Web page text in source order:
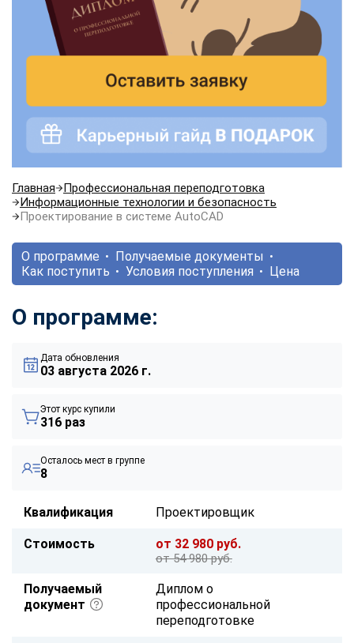
Главная
Профессиональная переподготовка
Информационные технологии и безопасность
Проектирование в системе AutoCAD
О программе
Получаемые документы
Как поступить
Условия поступления Цена
О программе:
Дата обновления
03 августа 2026 г.
Этот курс купили
316 раз
Осталось мест в группе
8
Квалификация Проектировщик
Стоимость от 32 980 руб.
от 54 980 руб.
Получаемый
документ
Диплом о
профессиональной
переподготовке